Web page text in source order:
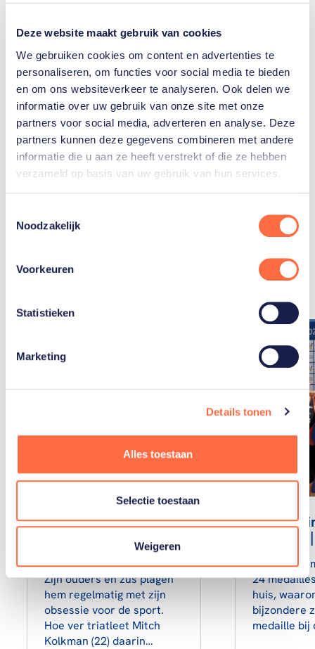
Deze website maakt gebruik van cookies
We gebruiken cookies om content en advertenties te
personaliseren, om functies voor social media te bieden
en om ons websiteverkeer te analyseren. Ook delen we
informatie over uw gebruik van onze site met onze
partners voor social media, adverteren en analyse. Deze
partners kunnen deze gegevens combineren met andere
informatie die u aan ze heeft verstrekt of die ze hebben
verzameld op basis van uw gebruik van hun services.
Noodzakelijk
Voorkeuren
Statistieken
Marketing
Details tonen
Alles toestaan
Selectie toestaan
Weigeren
Gerelateerde teams
Triatlon
artikelen
Toon alle
Mitch Kolkman:
allesbepalende race
Zijn ouders en zus plagen
hem regelmatig met zijn
obsessie voor de sport.
Hoe ver triatleet Mitch
Kolkman (22) daarin…
TeamNL
spotlight
In totaal
24
huis,
bijzondere
medaille bij